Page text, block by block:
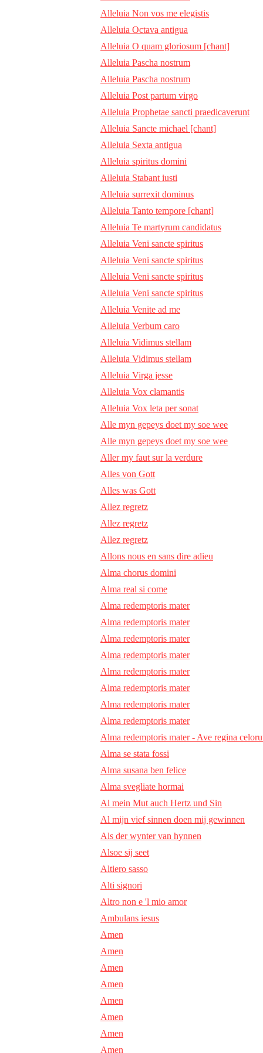
Alleluia Non vos me elegistis
Alleluia Octava antigua
Alleluia O quam gloriosum [chant]
Alleluia Pascha nostrum
Alleluia Pascha nostrum
Alleluia Post partum virgo
Alleluia Prophetae sancti praedicaverunt
Alleluia Sancte michael [chant]
Alleluia Sexta antigua
Alleluia spiritus domini
Alleluia Stabant iusti
Alleluia surrexit dominus
Alleluia Tanto tempore [chant]
Alleluia Te martyrum candidatus
Alleluia Veni sancte spiritus
Alleluia Veni sancte spiritus
Alleluia Veni sancte spiritus
Alleluia Veni sancte spiritus
Alleluia Venite ad me
Alleluia Verbum caro
Alleluia Vidimus stellam
Alleluia Vidimus stellam
Alleluia Virga jesse
Alleluia Vox clamantis
Alleluia Vox leta per sonat
Alle myn gepeys doet my soe wee
Alle myn gepeys doet my soe wee
Aller my faut sur la verdure
Alles von Gott
Alles was Gott
Allez regretz
Allez regretz
Allez regretz
Allons nous en sans dire adieu
Alma chorus domini
Alma real si come
Alma redemptoris mater
Alma redemptoris mater
Alma redemptoris mater
Alma redemptoris mater
Alma redemptoris mater
Alma redemptoris mater
Alma redemptoris mater
Alma redemptoris mater
Alma redemptoris mater - Ave regina
Alma se stata fossi
Alma susana ben felice
Alma svegliate hormai
Al mein Mut auch Hertz und Sin
Al mijn vief sinnen doen mij gewinnen
Als der wynter van hynnen
Alsoe sij seet
Altiero sasso
Alti signori
Altro non e 'l mio amor
Ambulans iesus
Amen
Amen
Amen
Amen
Amen
Amen
Amen
Amen